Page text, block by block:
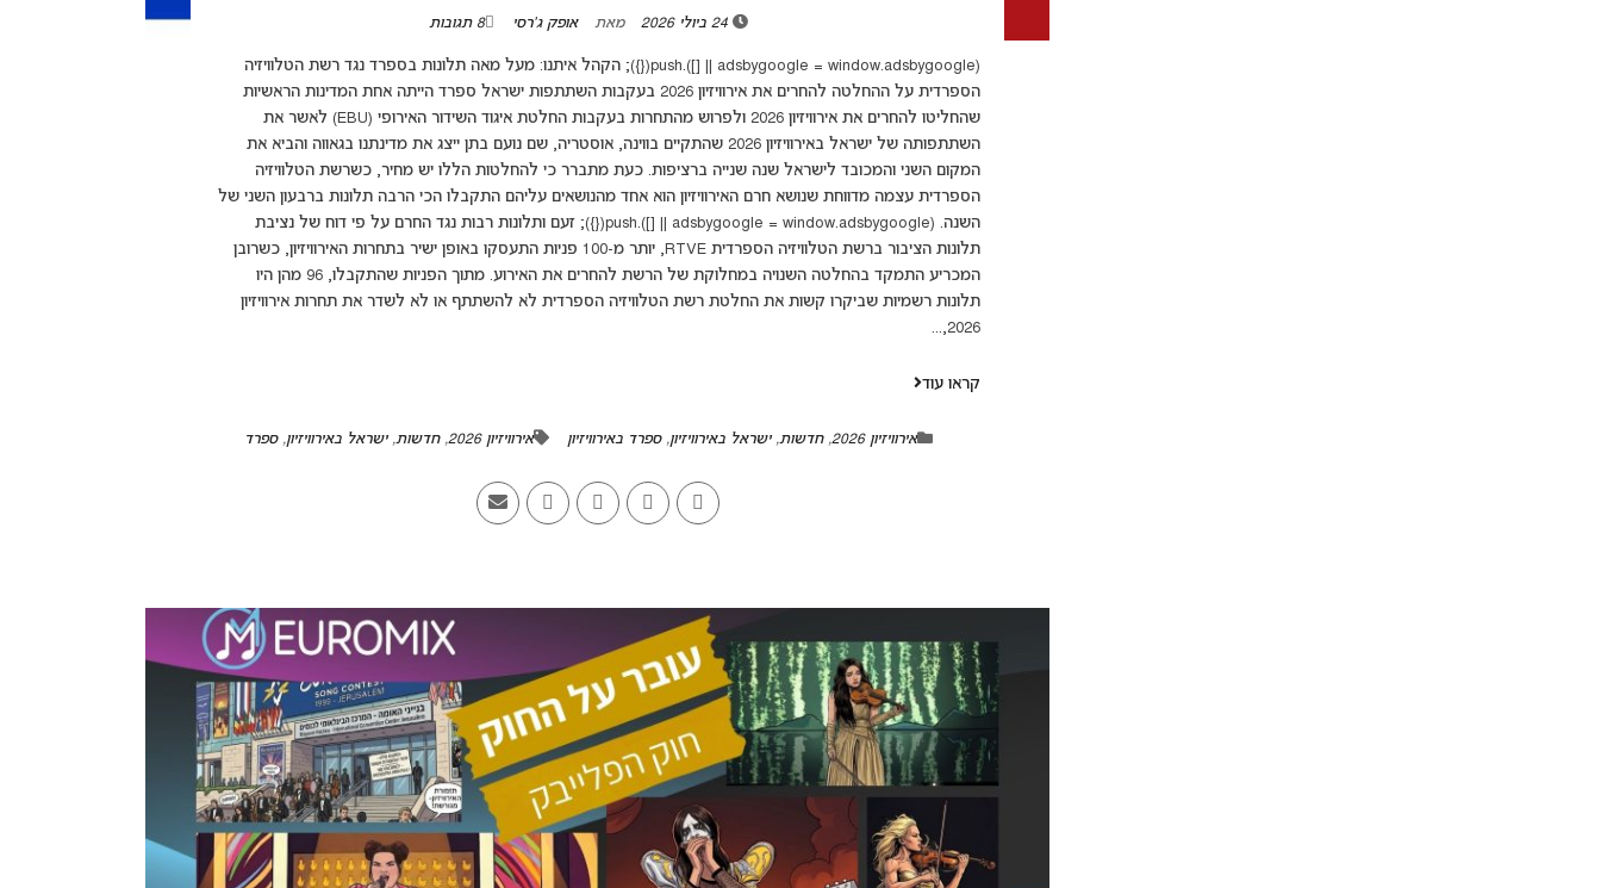
מאת אופק ג'רסי 8 תגובות
(adsbygoogle = window.adsbygoogle || []).push({}); הקהל איתנו: מעל מאה תלונות בספרד נגד רשת הטלוויזיה
הספרדית על ההחלטה להחרים את אירוויזיון 2026 בעקבות השתתפות ישראל ספרד הייתה אחת המדינות הראשיות
שהחליטו להחרים את אירוויזיון 2026 ולפרוש מהתחרות בעקבות החלטת איגוד השידור האירופי (EBU) לאשר את
השתתפותה של ישראל באירוויזיון 2026 שהתקיים בווינה, אוסטריה, שם נועם בתן ייצג את מדינתנו בגאווה והביא את
המקום השני והמכובד לישראל שנה שנייה ברציפות. כעת מתברר כי להחלטות הללו יש מחיר, כשרשת הטלוויזיה
הספרדית עצמה מדווחת שנושא חרם האירוויזיון הוא אחד מהנושאים עליהם התקבלו הכי הרבה תלונות ברבעון השני של
השנה. (adsbygoogle = window.adsbygoogle || []).push({}); זעם ותלונות רבות נגד החרם על פי דוח של נציבת
תלונות הציבור ברשת הטלוויזיה הספרדית RTVE, יותר מ-100 פניות התעסקו באופן ישיר בתחרות האירוויזיון, כשרובן
המכריע התמקד בהחלטה השנויה במחלוקת של הרשת להחרים את האירוע. מתוך הפניות שהתקבלו, 96 מהן היו
תלונות רשמיות שביקרו קשות את החלטת רשת הטלוויזיה הספרדית לא להשתתף או לא לשדר את תחרות אירוויזיון
2026,...
קראו עוד
אירוויזיון 2026 ,חדשות,ישראל באירוויזיון,ספרד באירוויזיון אירוויזיון 2026 ,חדשות,ישראל באירוויזיון,ספרד